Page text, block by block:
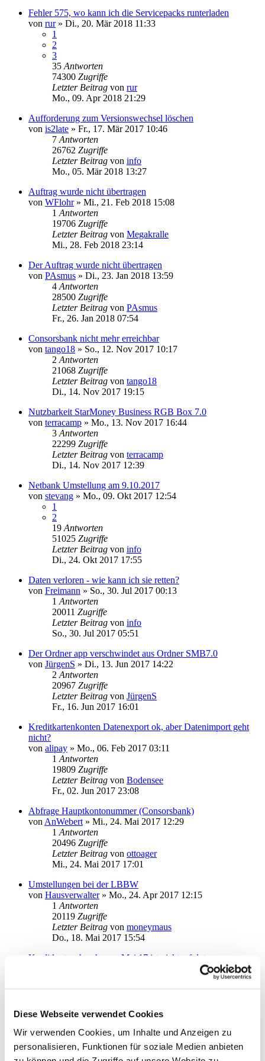
Diese Webseite verwendet Cookies
Wir verwenden Cookies, um Inhalte und Anzeigen zu
personalisieren, Funktionen für soziale Medien anbieten
Fehler 575, wo kann ich die Servicepacks runterladen
von rur» Di., 20. Mär 2018 11:33
1
2
3
35 Antworten
74300 Zugriffe
Letzter Beitrag von rur
Mo., 09. Apr 2018 21:29
Aufforderung zum Versionswechsel löschen
von is2late » Fr., 17. Mär 2017 10:46
7 Antworten
26762 Zugriffe
Letzter Beitrag von info
Mo., 05. Mär 2018 13:27
Auftrag wurde nicht übertragen
von WFlohr» Mi., 21. Feb 2018 15:08
1 Antworten
19706 Zugriffe
Letzter Beitrag von Megakralle
Mi., 28. Feb 2018 23:14
Der Auftrag wurde nicht übertragen
von PAsmus » Di., 23. Jan 2018 13:59
4 Antworten
28500 Zugriffe
Letzter Beitrag von PAsmus
Fr., 26. Jan 2018 07:54
Consorsbank nicht mehr erreichbar
von tango18 » So., 12. Nov 2017 10:17
2 Antworten
21068 Zugriffe
Letzter Beitrag von tango18
Di., 14. Nov 2017 19:15
Nutzbarkeit StarMoney Business RGB Box 7.0
von terracamp » Mo., 13. Nov 2017 16:44
3 Antworten
22299 Zugriffe
Letzter Beitrag von terracamp
Di., 14. Nov 2017 12:39
Netbank Umstellung am 9.10.2017
von stevang » Mo., 09. Okt 2017 12:54
1
2
19 Antworten
51025 Zugriffe
Letzter Beitrag von info
Di., 24. Okt 2017 17:55
Daten verloren - wie kann ich sie retten?
von Freimann » So., 30. Jul 2017 00:13
1 Antworten
20011 Zugriffe
Letzter Beitrag von info
So., 30. Jul 2017 05:51
Der Ordner app verschwindet aus Ordner SMB7.0
von JürgenS » Di., 13. Jun 2017 14:22
2 Antworten
20967 Zugriffe
Letzter Beitrag von JürgenS
Fr., 16. Jun 2017 16:01
Kreditkartenkonten Datenexport ok, aber Datenimport geht
nicht?
von alipay » Mo., 06. Feb 2017 03:11
1 Antworten
19809 Zugriffe
Letzter Beitrag von Bodensee
Fr., 02. Jun 2017 23:08
Abfrage Hauptkontonummer (Consorsbank)
von AnWebert » Mi., 24. Mai 2017 12:29
1 Antworten
20496 Zugriffe
Letzter Beitrag von ottoager
Mi., 24. Mai 2017 17:01
Umstellungen bei der LBBW
von Hausverwalter» Mo., 24. Apr 2017 12:15
1 Antworten
20119 Zugriffe
Letzter Beitrag von moneymaus
Do., 18. Mai 2017 15:54
Kreditkartenabrechnung Mai 17 ist nicht erfolgt
Mi., 10. Mai 2017 18:11
19215Zugriffe
Mi., 10. Mai 2017 20:53
Ausgangskorb
Rein123sau45»
Mo., 03. Apr 2017 02:07
3Antworten